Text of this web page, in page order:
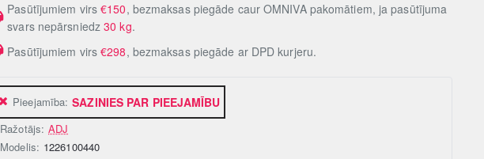
Pieejamība: SAZINIES PAR PIEEJAMĪBU
Ražotājs: ADJ
Modelis: 1226100440
Pasūtījumiem virs€150, bezmaksas piegāde caur OMNIVA pakomātiem, ja pasūtījuma
svars nepārsniedz30 kg.
Pasūtījumiem virs€298, bezmaksas piegāde ar DPD kurjeru.